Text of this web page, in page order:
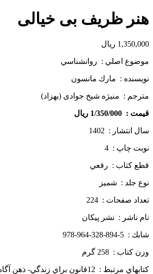
هنر ظریف بی خیالی
1,350,000 ریال
موضوع اصلي : روانشناسي
نويسنده : مارك مانسون
مترجم : منیژه شیخ جوادی (بهزاد)
قيمت : 1/350/000 ريال
سال انتشار : 1402
نوبت چاپ : 4
قطع كتاب : رقعي
نوع جلد : شميز
تعداد صفحات : 224
نام ناشر : نشر پيكان
شابك : 5-894-328-964-978
وزن كتاب : 258 گرم
كتابهاي مرتبط : 12قانون براي زندگي- ذهن آگاه در زندگي روزمره